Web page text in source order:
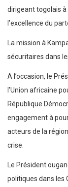
dirigeant togolais
l’excellence du
La mission à
sécuritaires dans
A l’occasion, le
l’Union africaine
République
engagement à
acteurs de la
crise.
Le Président
politiques dans les